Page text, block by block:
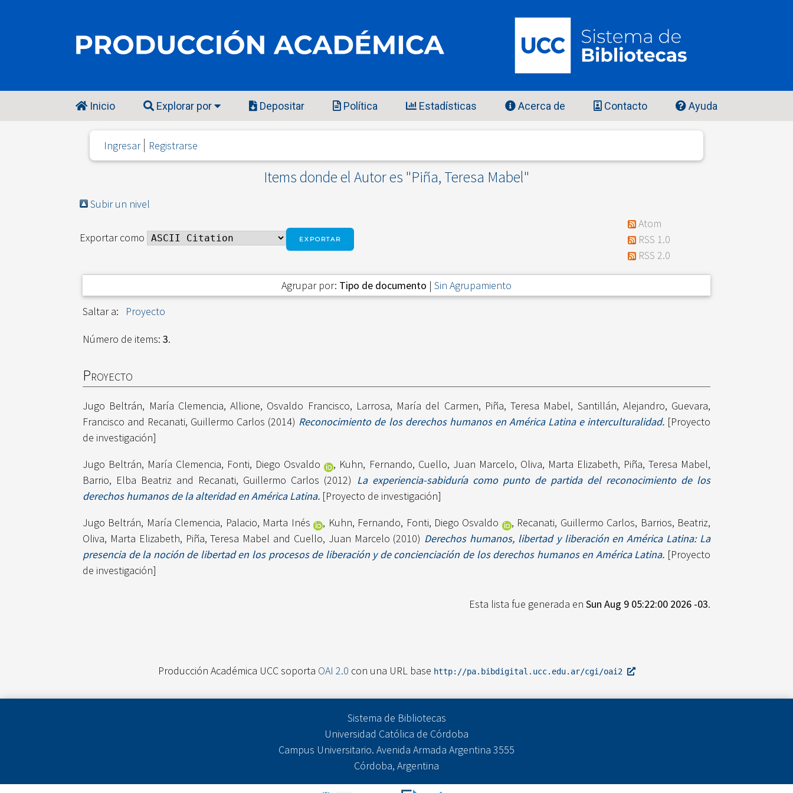
Inicio Explorar por Depositar Política Estadísticas Acerca de Contacto Ayuda
Ingresar Registrarse
Items donde el Autor es "Piña, Teresa Mabel"
Subir un nivel
Exportar como
Atom
RSS 1.0
RSS 2.0
Agrupar por: Tipo de documento | Sin Agrupamiento
Saltar a:
Proyecto
Número de items: 3.
Proyecto
Jugo Beltrán, María Clemencia, Allione, Osvaldo Francisco, Larrosa, María del Carmen, Piña, Teresa Mabel, Santillán, Alejandro, Guevara,
Francisco and Recanati, Guillermo Carlos (2014) Reconocimiento de los derechos humanos en América Latina e interculturalidad.[Proyecto
de investigación]
Jugo Beltrán, María Clemencia, Fonti, Diego Osvaldo , Kuhn, Fernando, Cuello, Juan Marcelo, Oliva, Marta Elizabeth, Piña, Teresa Mabel,
Barrio, Elba Beatriz and Recanati, Guillermo Carlos (2012) La experiencia-sabiduría como punto de partida del reconocimiento de los
derechos humanos de la alteridad en América Latina. [Proyecto de investigación]
Jugo Beltrán, María Clemencia, Palacio, Marta Inés , Kuhn, Fernando, Fonti, Diego Osvaldo , Recanati, Guillermo Carlos, Barrios, Beatriz,
Oliva, Marta Elizabeth, Piña, Teresa Mabel and Cuello, Juan Marcelo (2010) Derechos humanos, libertad y liberación en América Latina: La
presencia de la noción de libertad en los procesos de liberación y de concienciación de los derechos humanos en América Latina. [Proyecto
de investigación]
Esta lista fue generada en Sun Aug 9 05:22:00 2026 -03.
Producción Académica UCC soporta OAI 2.0 con una URL base http://pa.bibdigital.ucc.edu.ar/cgi/oai2
Sistema de Bibliotecas
Universidad Católica de Córdoba
Campus Universitario. Avenida Armada Argentina 3555
Córdoba, Argentina